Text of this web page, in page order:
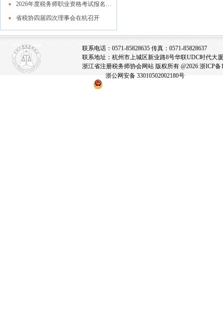
2026年度税务师职业资格考试报名公告
省税协四届四次理事会在杭召开
联系电话：0571-85828635 传真：0571-85828637
联系地址：杭州市上城区新业路8号华联UDC时代大
浙江省注册税务师协会网站 版权所有 @2026 浙ICP备
浙公网安备 33010502002180号